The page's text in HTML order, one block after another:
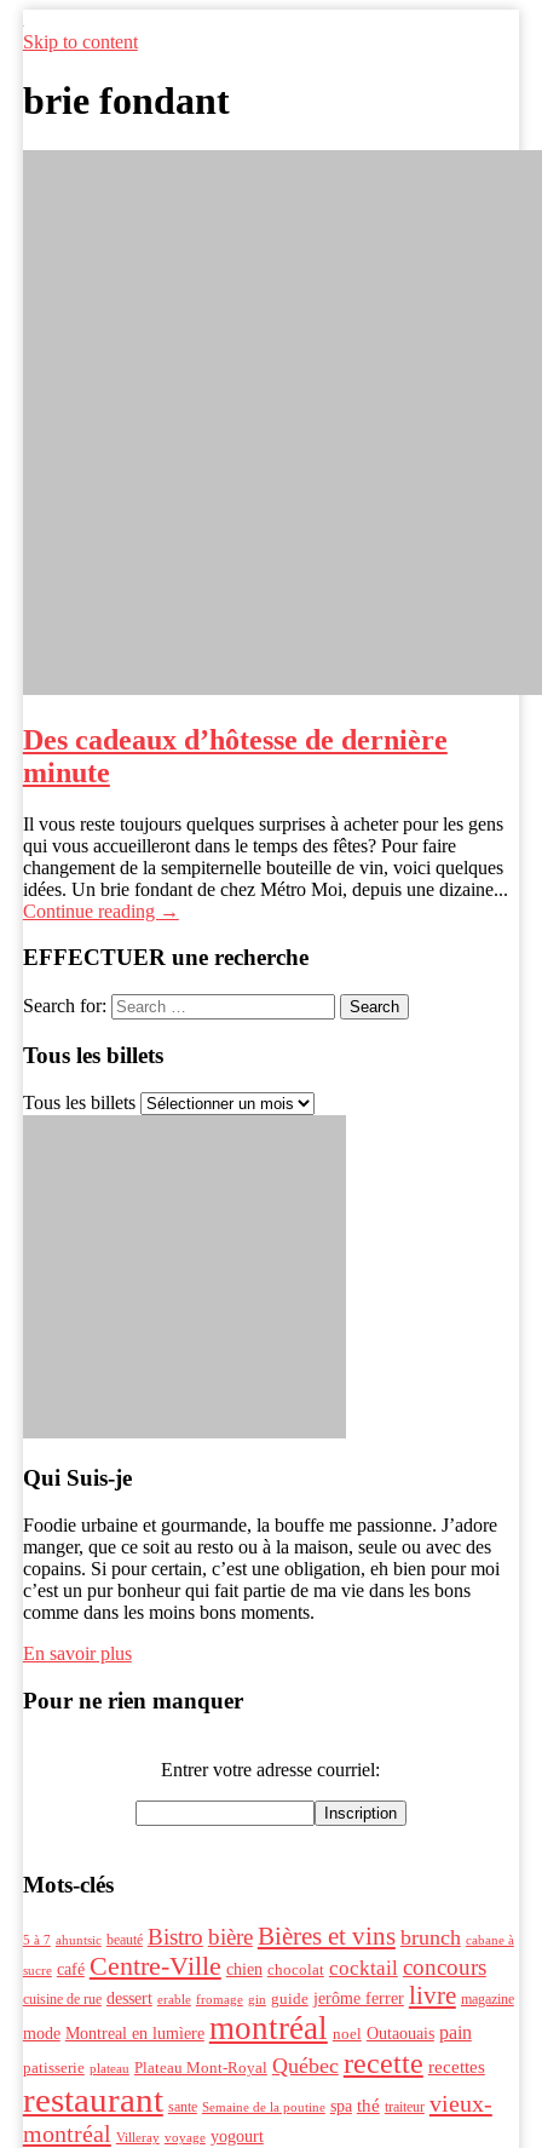
Skip to content
brie fondant
Des cadeaux d’hôtesse de dernière
minute
Il vous reste toujours quelques surprises à acheter pour les gens
qui vous accueilleront dans le temps des fêtes? Pour faire
changement de la sempiternelle bouteille de vin, voici quelques
idées. Un brie fondant de chez Métro Moi, depuis une dizaine...
Continue reading →
EFFECTUER une recherche
Search for:
Tous les billets
Tous les billets
Qui Suis-je
Foodie urbaine et gourmande, la bouffe me passionne. J’adore
manger, que ce soit au resto ou à la maison, seule ou avec des
copains. Si pour certain, c’est une obligation, eh bien pour moi
c’est un pur bonheur qui fait partie de ma vie dans les bons
comme dans les moins bons moments.
En savoir plus
Pour ne rien manquer
Entrer votre adresse courriel:
Mots-clés
5 à 7 ahuntsic beauté Bistro bière Bières et vins brunch cabane à
sucre café Centre-Ville chien chocolat cocktail concours
cuisine de rue dessert erable fromage gin guide jerôme ferrer livre magazine
mode Montreal en lumìere montréal noel Outaouais pain
patisserie plateau Plateau Mont-Royal Québec recette recettes
restaurant sante Semaine de la poutine spa thé traiteur vieux-
montréal Villeray voyage yogourt